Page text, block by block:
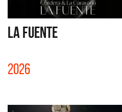
LA FUENTE
2026